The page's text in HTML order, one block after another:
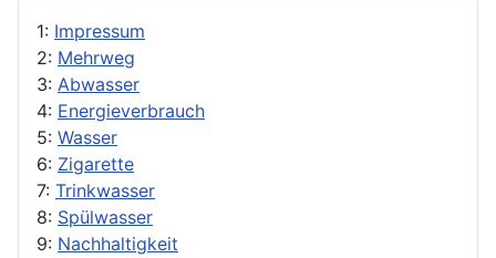
1: Impressum
2: Mehrweg
3: Abwasser
4: Energieverbrauch
5: Wasser
6: Zigarette
7: Trinkwasser
8: Spülwasser
9: Nachhaltigkeit